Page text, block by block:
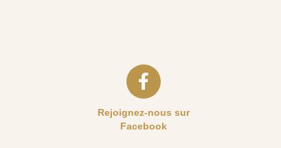
Rejoignez-nous sur
Facebook